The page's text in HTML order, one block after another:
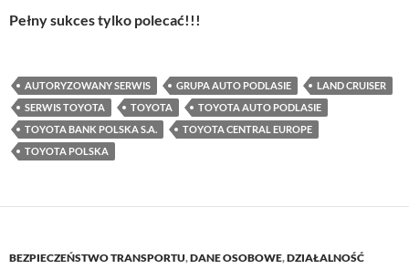
Pełny sukces tylko polecać!!!
AUTORYZOWANY SERWIS GRUPA AUTO PODLASIE
LAND CRUISER
SERWIS TOYOTA
TOYOTA
TOYOTA AUTO PODLASIE
TOYOTA BANK POLSKA S.A.
TOYOTA CENTRAL EUROPE
TOYOTA POLSKA
BEZPIECZEŃSTWO TRANSPORTU,DANE OSOBOWE,DZIAŁALNOŚĆ